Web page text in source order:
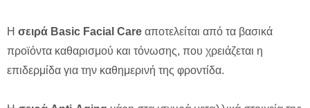
Η σειρά Basic Facial Care αποτελείται από τα βασικά
προϊόντα καθαρισμού και τόνωσης, που χρειάζεται η
επιδερμίδα για την καθημερινή της φροντίδα.